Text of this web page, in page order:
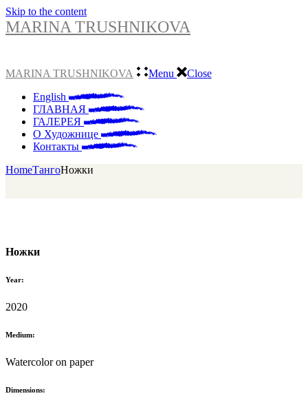
Skip to the content
MARINA TRUSHNIKOVA
MARINA TRUSHNIKOVA Menu
Close
English
ГЛАВНАЯ
ГАЛЕРЕЯ
О Художнице
Контакты
HomeТангоНожки
Ножки
Year:
2020
Medium:
Watercolor on paper
Dimensions: